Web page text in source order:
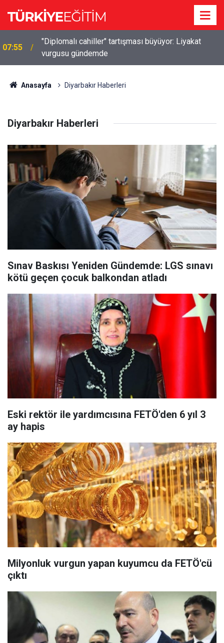
07:55
"Diplomalı cahiller" tartışması büyüyor: Liyakat
vurgusu gündemde
Anasayfa Diyarbakır Haberleri
Diyarbakır Haberleri
Sınav Baskısı Yeniden Gündemde: LGS sınavı
kötü geçen çocuk balkondan atladı
Eski rektör ile yardımcısına FETÖ'den 6 yıl 3
ay hapis
Milyonluk vurgun yapan kuyumcu da FETÖ'cü
çıktı